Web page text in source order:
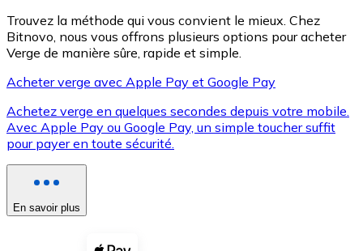
XRP
XRP
Voir toutes
Coupons crypto
Trouvez la méthode qui vous convient le mieux. Chez
Bitnovo, nous vous offrons plusieurs options pour acheter
Verge de manière sûre, rapide et simple.
Acheter verge avec Apple Pay et Google Pay
Achetez verge en quelques secondes depuis votre mobile.
Avec Apple Pay ou Google Pay, un simple toucher suffit
pour payer en toute sécurité.
En savoir plus